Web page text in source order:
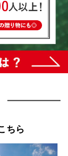
ちら